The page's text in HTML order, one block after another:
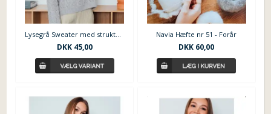
DKK45,00
Navia Hæfte nr 51 - Forår
DKK 60,00